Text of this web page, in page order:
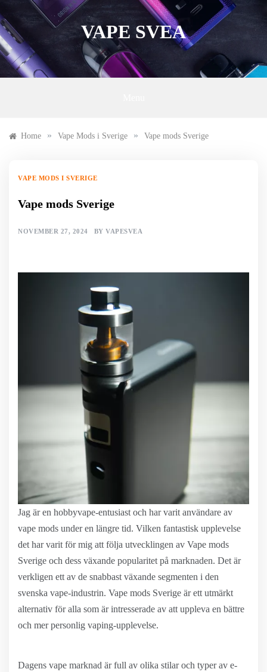
to
content
VAPE SVEA
Home » Vape Mods i Sverige » Vape mods Sverige
VAPE MODS I SVERIGE
Vape mods Sverige
NOVEMBER 27, 2024 BY VAPESVEA
Jag är en hobbyvape-entusiast och har varit användare av
vape mods under en längre tid. Vilken fantastisk upplevelse
det har varit för mig att följa utvecklingen av Vape mods
Sverige och dess växande popularitet på marknaden. Det är
verkligen ett av de snabbast växande segmenten i den
svenska vape-industrin. Vape mods Sverige är ett utmärkt
alternativ för alla som är intresserade av att uppleva en bättre
och mer personlig vaping-upplevelse.
Dagens vape marknad är full av olika stilar och typer av e-